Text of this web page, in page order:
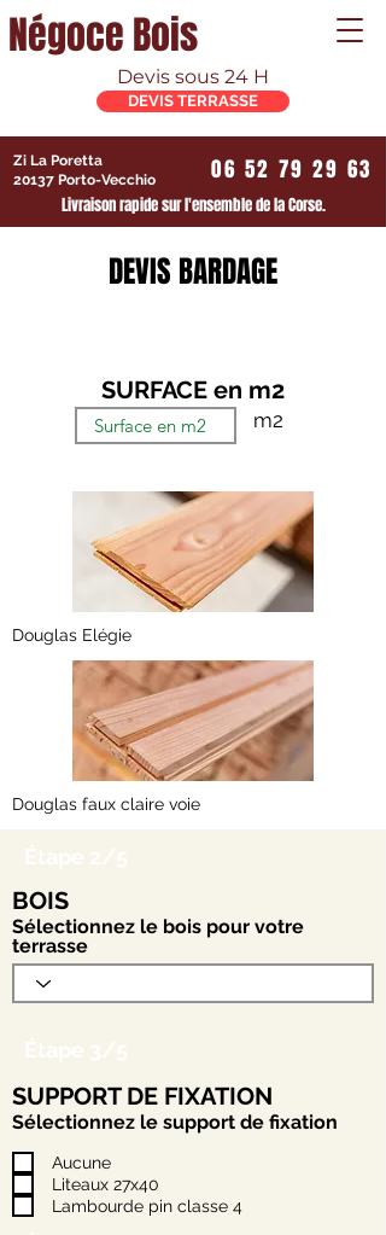
Négoce Bois
06 52 79 29 63
Zi La Poretta
20137 Porto-Vecchio
Livraison rapide sur l'ensemble de la Corse.
Devis sous 24 H
DEVIS TERRASSE
DEVIS BARDAGE
SURFACE en m2
m2
Douglas Elégie
Douglas faux claire voie
BOIS
Sélectionnez le bois pour votre
terrasse
SUPPORT DE FIXATION
Sélectionnez le support de fixation
Aucune
Liteaux 27x40
Lambourde pin classe 4